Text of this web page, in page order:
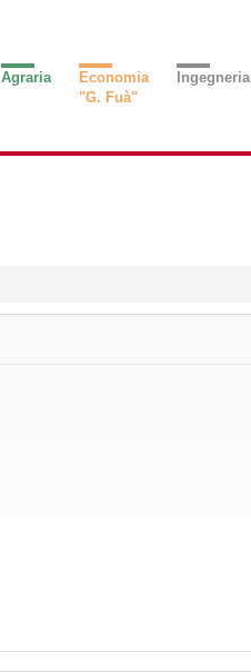
Agraria
Economia
"G. Fuà"
Ingegneria